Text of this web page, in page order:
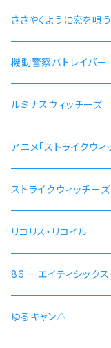
ささやくように恋を唄う
機動警察パトレイバー
ルミナスウィッチーズ
アニメ「ストライクウ
ストライクウィッチー
リコリス・リコイル
錦木千束 DA 1st モ
井ノ上たきな DA
86 ーエイティシック
シン 連邦国ver モデル
ゆるキャン△